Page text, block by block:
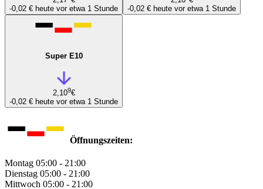
-0,02 € heute vor etwa 1 Stunde
-0,02 € heute vor etwa 1 Stunde
Super E10
2,109€
-0,02 € heute vor etwa 1 Stunde
Öffnungszeiten:
Montag 05:00 - 21:00
Dienstag 05:00 - 21:00
Mittwoch 05:00 - 21:00